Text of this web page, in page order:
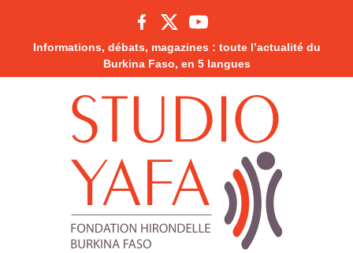
Informations, débats, magazines : toute l’actualité du
Burkina Faso, en 5 langues